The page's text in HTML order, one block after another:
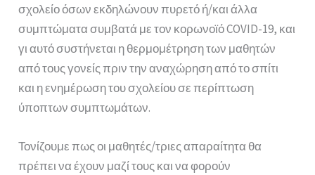
σχολείο όσων εκδηλώνουν πυρετό ή/και άλλα
συμπτώματα συμβατά με τον κορωνοϊό COVID-19, και
γι αυτό συστήνεται η θερμομέτρηση των μαθητών
από τους γονείς πριν την αναχώρηση από το σπίτι
και η ενημέρωση του σχολείου σε περίπτωση
ύποπτων συμπτωμάτων.
Τονίζουμε πως οι μαθητές/τριες απαραίτητα θα
πρέπει να έχουν μαζί τους και να φορούν